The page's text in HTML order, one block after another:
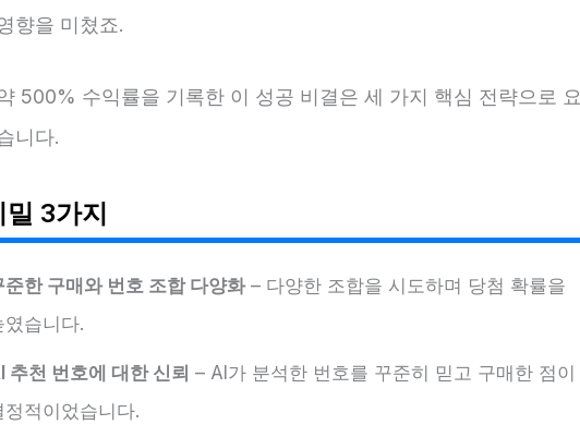
향을 미쳤죠.
500% 수익률을 기록한 이 성공 비결은 세 가지 핵심 전략으로 요
니다.
3가지
준한 구매와 번호 조합 다양화– 다양한 조합을 시도하며 당첨 확률을
였습니다.
추천 번호에 대한 신뢰 – AI가 분석한 번호를 꾸준히 믿고 구매한 점이
정적이었습니다.